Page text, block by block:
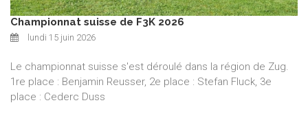
Championnat suisse de F3K 2026
lundi 15 juin 2026
Le championnat suisse s'est déroulé dans la région de Zug.
1re place : Benjamin Reusser, 2e place : Stefan Fluck, 3e
place : Cederc Duss